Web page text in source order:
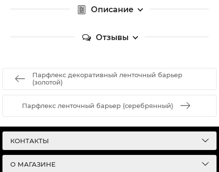
Описание
Отзывы
Парфлекс декоративный ленточный барьер
(золотой)
Парфлекс ленточный барьер (серебрянный)
КОНТАКТЫ
О МАГАЗИНЕ